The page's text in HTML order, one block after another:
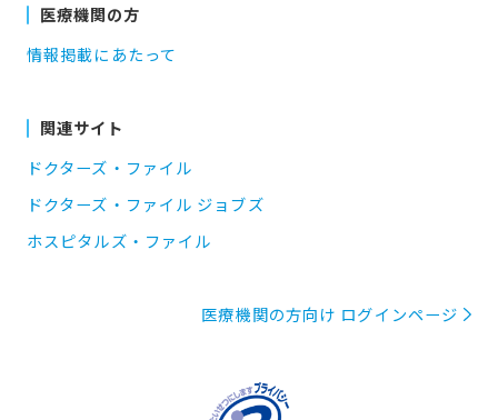
医療機関の方
情報掲載にあたって
関連サイト
ドクターズ・ファイル
ドクターズ・ファイル ジョブズ
ホスピタルズ・ファイル
医療機関の方向け ログインページ